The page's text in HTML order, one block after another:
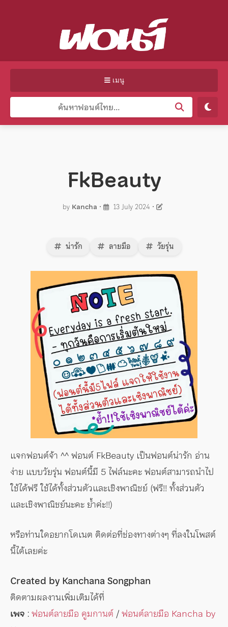
เมนู
FkBeauty
by Kancha • 13 July 2024 •
น่ารัก ลายมือ วัยรุ่น
แจกฟอนต์จ้า ^^ ฟอนต์ FkBeauty เป็นฟอนต์น่ารัก อ่าน
ง่าย แบบวัยรุ่น ฟอนต์นี้มี 5 ไฟล์นะคะ ฟอนต์สามารถนำไป
ใช้ได้ฟรี ใช้ได้ทั้งส่วนตัวและเชิงพาณิชย์ (ฟรี!! ทั้งส่วนตัว
และเชิงพาณิชย์นะคะ ย้ำค่ะ!!)
หรือท่านใดอยากโดเนต ติดต่อที่ช่องทางต่างๆ ที่ลงในโพสต์
นี้ได้เลยค่ะ
Created by Kanchana Songphan
ติดตามผลงานเพิ่มเติมได้ที่
เพจ :ฟอนต์ลายมือ คูมกานต์/ฟอนต์ลายมือ Kancha by